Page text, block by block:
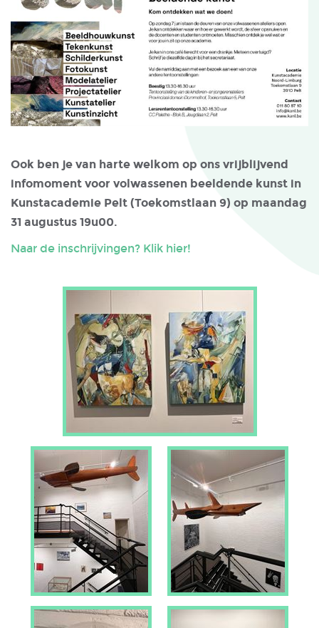
Ook ben je van harte welkom op ons vrijblijvend
infomoment voor volwassenen beeldende kunst in
Kunstacademie Pelt (Toekomstlaan 9) op maandag
31 augustus 19u00.
Naar de inschrijvingen? Klik hier!